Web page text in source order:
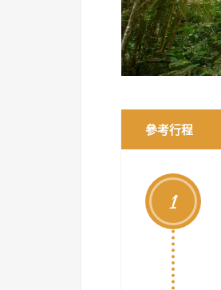
參考行程
1